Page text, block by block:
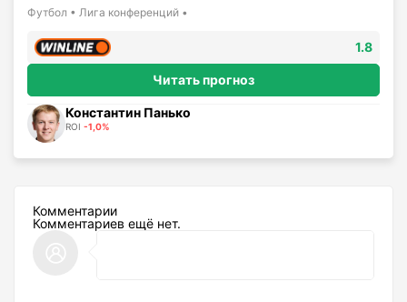
Футбол • Лига конференций •
1.8
Читать прогноз
Константин Панько
ROI -1,0%
Комментарии
Комментариев ещё нет.